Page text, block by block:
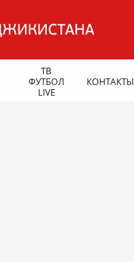
ТВ
ФУТБОЛ
LIVE
КОНТАКТЫ